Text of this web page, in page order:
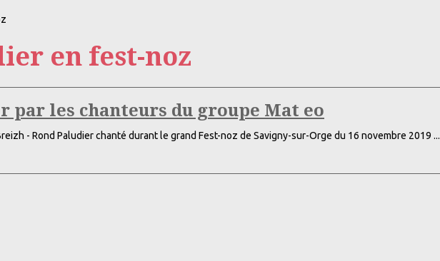
en fest-noz
par les chanteurs du groupe Mat eo
- Rond Paludier chanté durant le grand Fest-noz de Savigny-sur-Orge du 16 novembre 2019 ...